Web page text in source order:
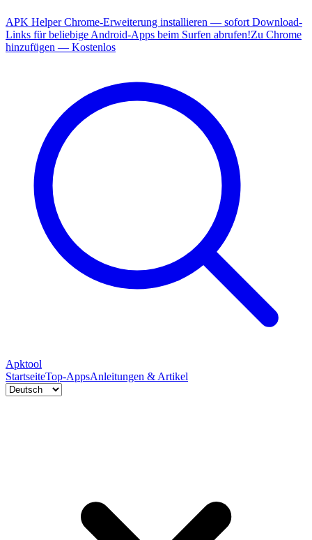
APK Helper Chrome-Erweiterung installieren — sofort Download-
Links für beliebige Android-Apps beim Surfen abrufen!Zu Chrome
hinzufügen — Kostenlos
Apktool
StartseiteTop-AppsAnleitungen & Artikel